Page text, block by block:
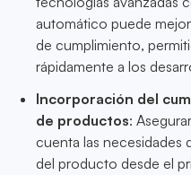
automático puede
de cumplimiento,
rápidamente a los
Incorporación del
de productos:
cuenta las necesidades
del producto desde el